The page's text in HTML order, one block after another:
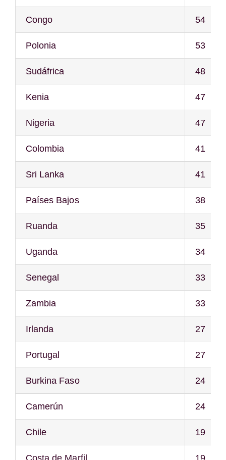
Congo 54
Polonia 53
Sudáfrica 48
Kenia 47
Nigeria 47
Colombia 41
Sri Lanka 41
Países Bajos 38
Ruanda 35
Uganda 34
Senegal 33
Zambia 33
Irlanda 27
Portugal 27
Burkina Faso 24
Camerún 24
Chile 19